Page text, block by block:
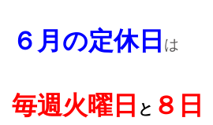
６月の定休日 は
毎週火曜日 と ８